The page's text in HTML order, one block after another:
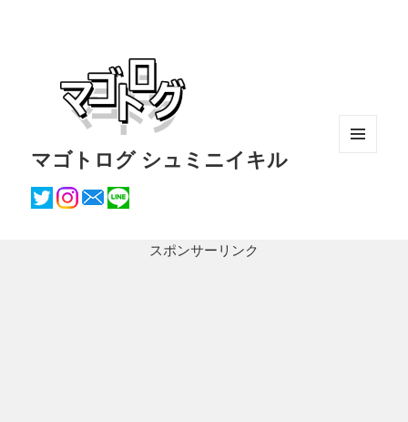
マゴトログ シュミニイキル
スポンサーリンク